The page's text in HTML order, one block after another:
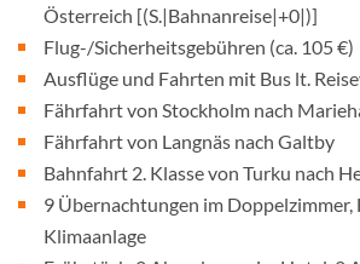
Österreich [(S.|Bahnanreise|+0|)]
Flug-/Sicherheitsgebühren (ca. 105 €)
Ausflüge und Fahrten mit Bus lt.
Fährfahrt von Stockholm nach
Fährfahrt von Langnäs nach Galtby
Bahnfahrt 2. Klasse von Turku nach
9 Übernachtungen im
Klimaanlage